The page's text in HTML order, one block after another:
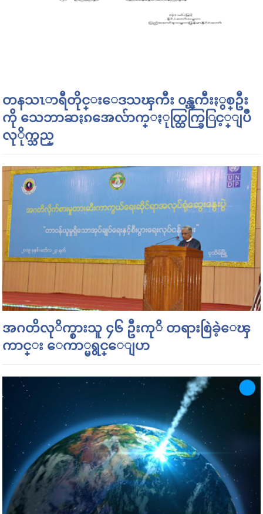
တနသၤာရီတိုင္းေဒသၾကီး ၀န္ၾကီးႏွစ္ဦး
ကို သေဘာဆႏၵအေလ်ာက္ႏုတ္ထြက္ခြြင့္ျပဳ
လုိုက္သည္
အဂတိလုိက္စားသူ ၄၆ ဦးကုိ တရားစြဲခဲ့ေၾ
ကာင္း ေကာ္မရွင္ေျပာ